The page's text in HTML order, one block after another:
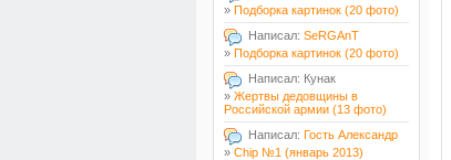
» Подборка картинок (20 фото)
Написал: SeRGAnT
» Подборка картинок (20 фото)
Написал: Кунак
» Жертвы дедовщины в
Российской армии (13 фото)
Написал: Гость Александр
» Chip №1 (январь 2013)